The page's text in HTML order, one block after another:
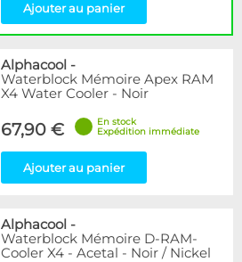
Ajouter au panier
Alphacool -
Waterblock Mémoire Apex RAM
X4 Water Cooler - Noir
67,90 €
En stock
Expédition immédiate
Ajouter au panier
Alphacool -
Waterblock Mémoire D-RAM-
Cooler X4 - Acetal - Noir / Nickel